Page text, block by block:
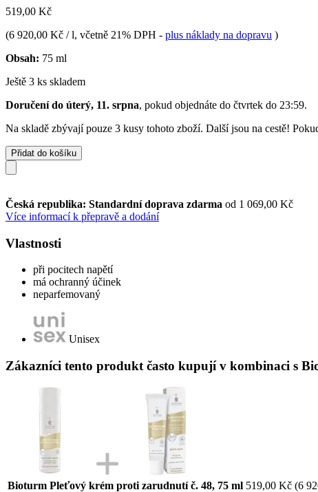
519,00 Kč
(6 920,00 Kč / l, včetně 21% DPH - plus náklady na dopravu )
Obsah: 75 ml
Ještě 3 ks skladem
Doručení do úterý, 11. srpna, pokud objednáte do čtvrtek do 23:59.
Na skladě zbývají pouze 3 kusy tohoto zboží. Další jsou na cestě!
Přidat do košíku
Česká republika: Standardní doprava zdarma od 1 069,00 Kč
Více informací k přepravě a dodání
Vlastnosti
při pocitech napětí
má ochranný účinek
neparfemovaný
Unisex
Zákazníci tento produkt často kupují v kombinaci s
Bioturm Pleťový krém proti zarudnutí č. 48, 75 ml 519,00 Kč (6